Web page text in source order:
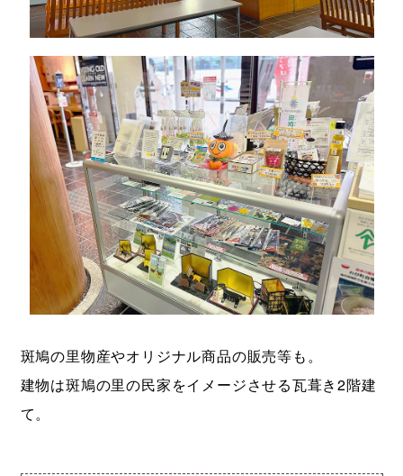
斑鳩の里物産やオリジナル商品の販売等も。
建物は斑鳩の里の民家をイメージさせる瓦葺き2階建
て。